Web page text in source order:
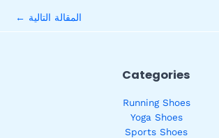
المقالة التالية ←
Categories
Running Shoes
Yoga Shoes
Sports Shoes